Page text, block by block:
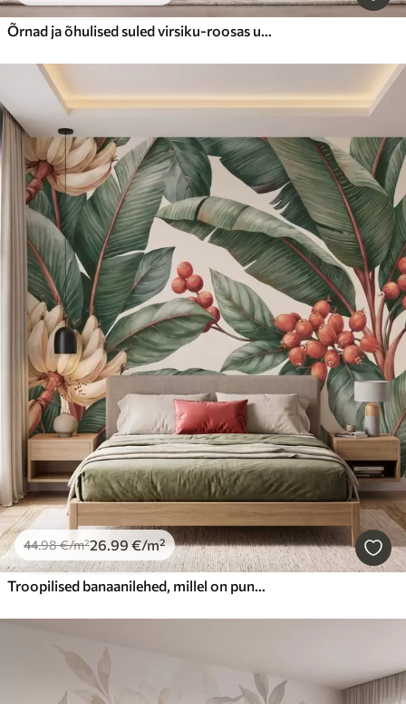
Õrnad ja õhulised suled virsiku-roosas udus, millel on läige
44.98€/m²26.99€/m²
Troopilised banaanilehed, millel on punaste kohvimarjade kobarad, akvarellistiilis